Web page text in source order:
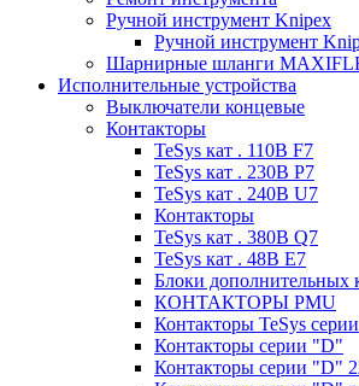
Ручной инструмент Knipex
Ручной инструмент
Шарнирные шланги
Исполнительные устройства
Выключатели концевые
Контакторы
TeSys кат . 110В F7
TeSys кат . 230В P7
TeSys кат . 240В U7
Контакторы
TeSys кат . 380В Q7
TeSys кат . 48В E7
Блоки дополнительных
КОНТАКТОРЫ PMU
Контакторы TeSys
Контакторы серии "D"
Контакторы серии "D"